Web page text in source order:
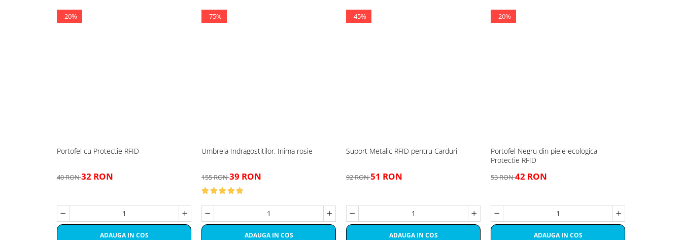
-20%
Portofel cu Protectie RFID
40 RON32 RON
ADAUGA IN COS
-75%
Umbrela Indragostitilor, Inima rosie
155 RON39 RON
ADAUGA IN COS
-45%
Suport Metalic RFID pentru Carduri
92 RON51 RON
ADAUGA IN COS
-20%
Portofel Negru din piele ecologica
Protectie RFID
53 RON42 RON
ADAUGA IN COS